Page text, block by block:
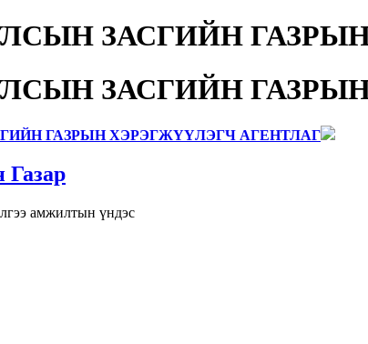
ЗАСГИЙН
ЗАСГИЙН
ГАЗРЫН ХЭРЭГЖҮҮЛЭГЧ АГЕНТЛАГ
амжилтын үндэс